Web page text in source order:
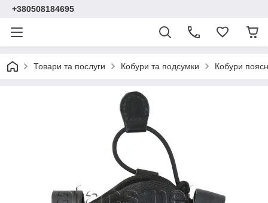
+380508184695
Товари та послуги Кобури та подсумки Кобури